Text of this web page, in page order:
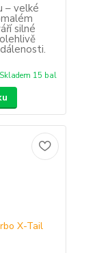
– velké
silné
Skladem 15 bal